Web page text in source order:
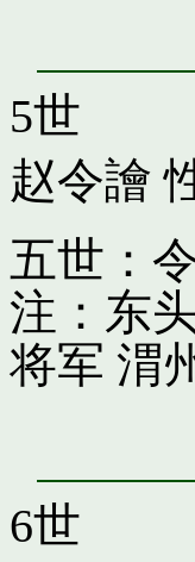
5世
赵令譮
五世：
注：东
将军 渭
6世